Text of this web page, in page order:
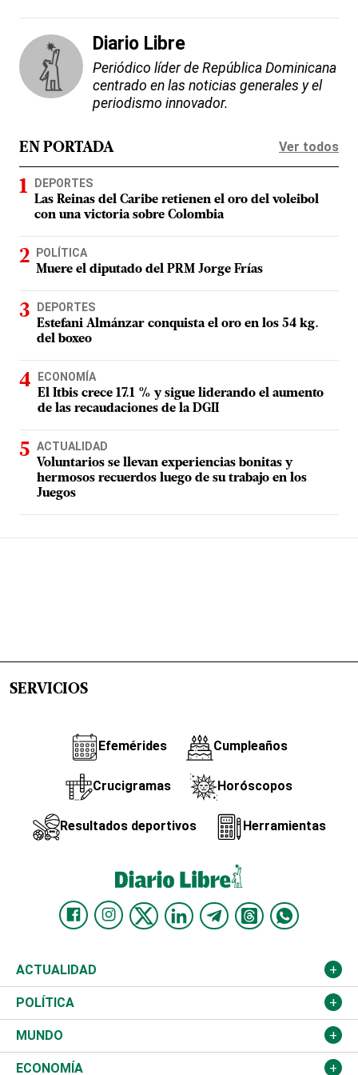
Diario Libre
Periódico líder de República Dominicana
centrado en las noticias generales y el
periodismo innovador.
EN PORTADA Ver todos
DEPORTES
Las Reinas del Caribe retienen el oro del voleibol
con una victoria sobre Colombia
POLÍTICA
Muere el diputado del PRM Jorge Frías
DEPORTES
Estefani Almánzar conquista el oro en los 54 kg.
del boxeo
ECONOMÍA
El Itbis crece 17.1 % y sigue liderando el aumento
de las recaudaciones de la DGII
ACTUALIDAD
Voluntarios se llevan experiencias bonitas y
hermosos recuerdos luego de su trabajo en los
Juegos
SERVICIOS
Efemérides Cumpleaños
Crucigramas Horóscopos
Resultados deportivos Herramientas
ACTUALIDAD
Nacional
Ciudad
Educación
POLÍTICA
Partidos
JCE
MUNDO
Estados Unidos
ECONOMÍA